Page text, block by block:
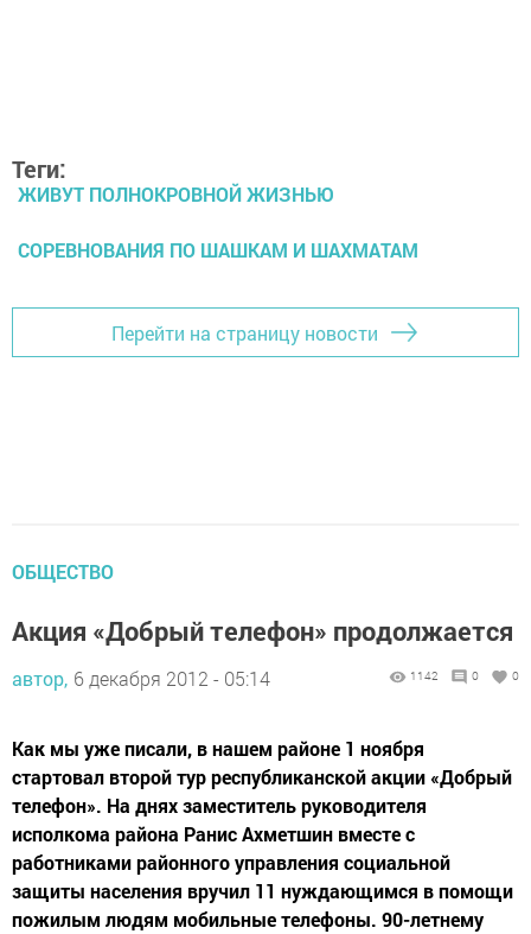
Теги:
ЖИВУТ ПОЛНОКРОВНОЙ ЖИЗНЬЮ
СОРЕВНОВАНИЯ ПО ШАШКАМ И ШАХМАТАМ
Перейти на страницу новости
ОБЩЕСТВО
Акция «Добрый телефон» продолжается
автор, 6 декабря 2012 - 05:14 1142 0 0
Как мы уже писали, в нашем районе 1 ноября
стартовал второй тур республиканской акции «Добрый
телефон». На днях заместитель руководителя
исполкома района Ранис Ахметшин вместе с
работниками районного управления социальной
защиты населения вручил 11 нуждающимся в помощи
пожилым людям мобильные телефоны. 90-летнему